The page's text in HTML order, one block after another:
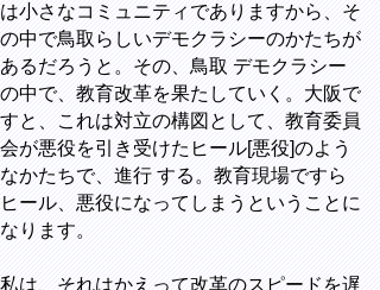
は小さなコミュニティでありますから、そ
の中で鳥取らしいデモクラシーのかたちが
あるだろうと。その、鳥取 デモクラシー
の中で、教育改革を果たしていく。大阪で
すと、これは対立の構図として、教育委員
会が悪役を引き受けたヒール[悪役]のよう
なかたちで、進行 する。教育現場ですら
ヒール、悪役になってしまうということに
なります。
私は、それはかえって改革のスピードを遅